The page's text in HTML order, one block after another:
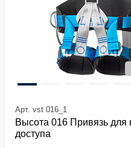
Арт. vst 016_1
Высота 016 Привязь для
доступа